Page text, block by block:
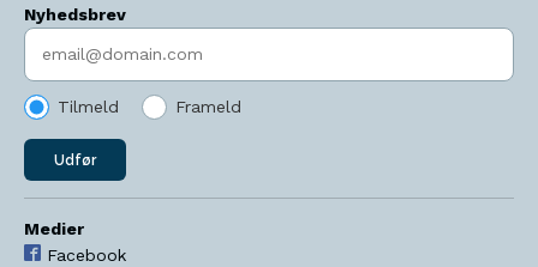
Nyhedsbrev
Indtast søgeord
Tilmeld Frameld
Udfør
Medier
Facebook